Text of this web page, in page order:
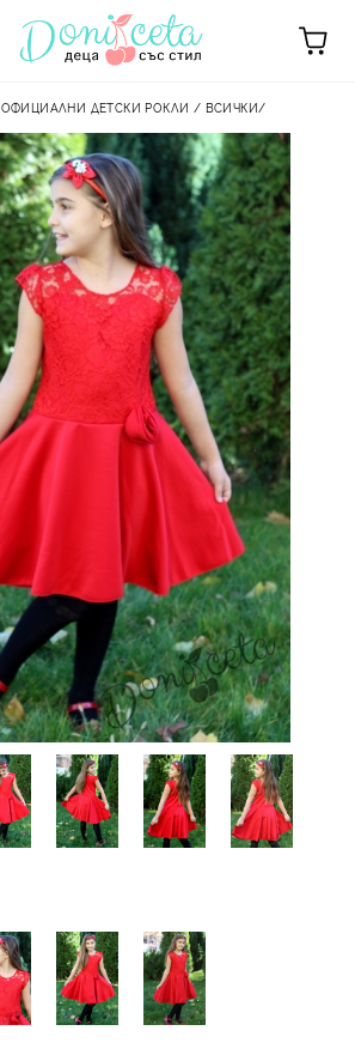
ОФИЦИАЛНИ ДЕТСКИ РОКЛИ / ВСИЧКИ/